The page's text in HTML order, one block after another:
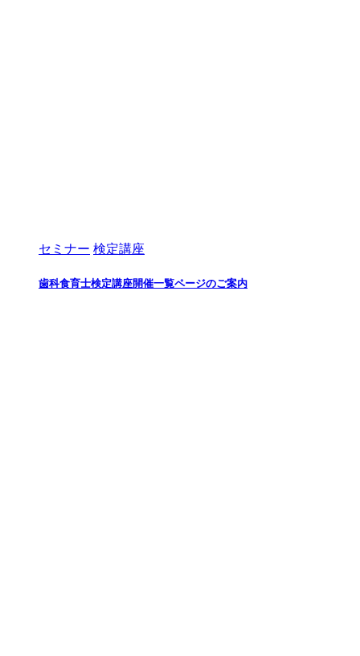
セミナー 検定講座
歯科食育士検定講座開催一覧ページのご案内